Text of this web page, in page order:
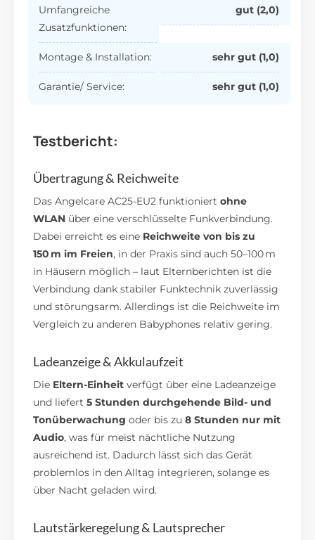
Umfangreiche
Zusatzfunktionen:
gut (2,0)
Montage & Installation: sehr gut (1,0)
Garantie/ Service: sehr gut (1,0)
Testbericht:
Übertragung & Reichweite
Das Angelcare AC25-EU2 funktioniertohne
WLAN über eine verschlüsselte Funkverbindung.
Dabei erreicht es eine Reichweite von bis zu
150 m im Freien, in der Praxis sind auch 50–100 m
in Häusern möglich – laut Elternberichten ist die
Verbindung dank stabiler Funktechnik zuverlässig
und störungsarm. Allerdings ist die Reichweite im
Vergleich zu anderen Babyphones relativ gering.
Ladeanzeige & Akkulaufzeit
Die Eltern-Einheit verfügt über eine Ladeanzeige
und liefert5 Stunden durchgehende Bild- und
Tonüberwachung oder bis zu8 Stunden nur mit
Audio, was für meist nächtliche Nutzung
ausreichend ist. Dadurch lässt sich das Gerät
problemlos in den Alltag integrieren, solange es
über Nacht geladen wird.
Lautstärkeregelung & Lautsprecher